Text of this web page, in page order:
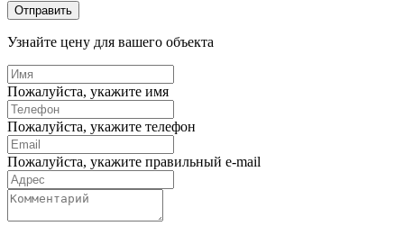
Отправить
Узнайте цену для вашего объекта
Пожалуйста, укажите имя
Пожалуйста, укажите телефон
Пожалуйста, укажите правильный e-mail